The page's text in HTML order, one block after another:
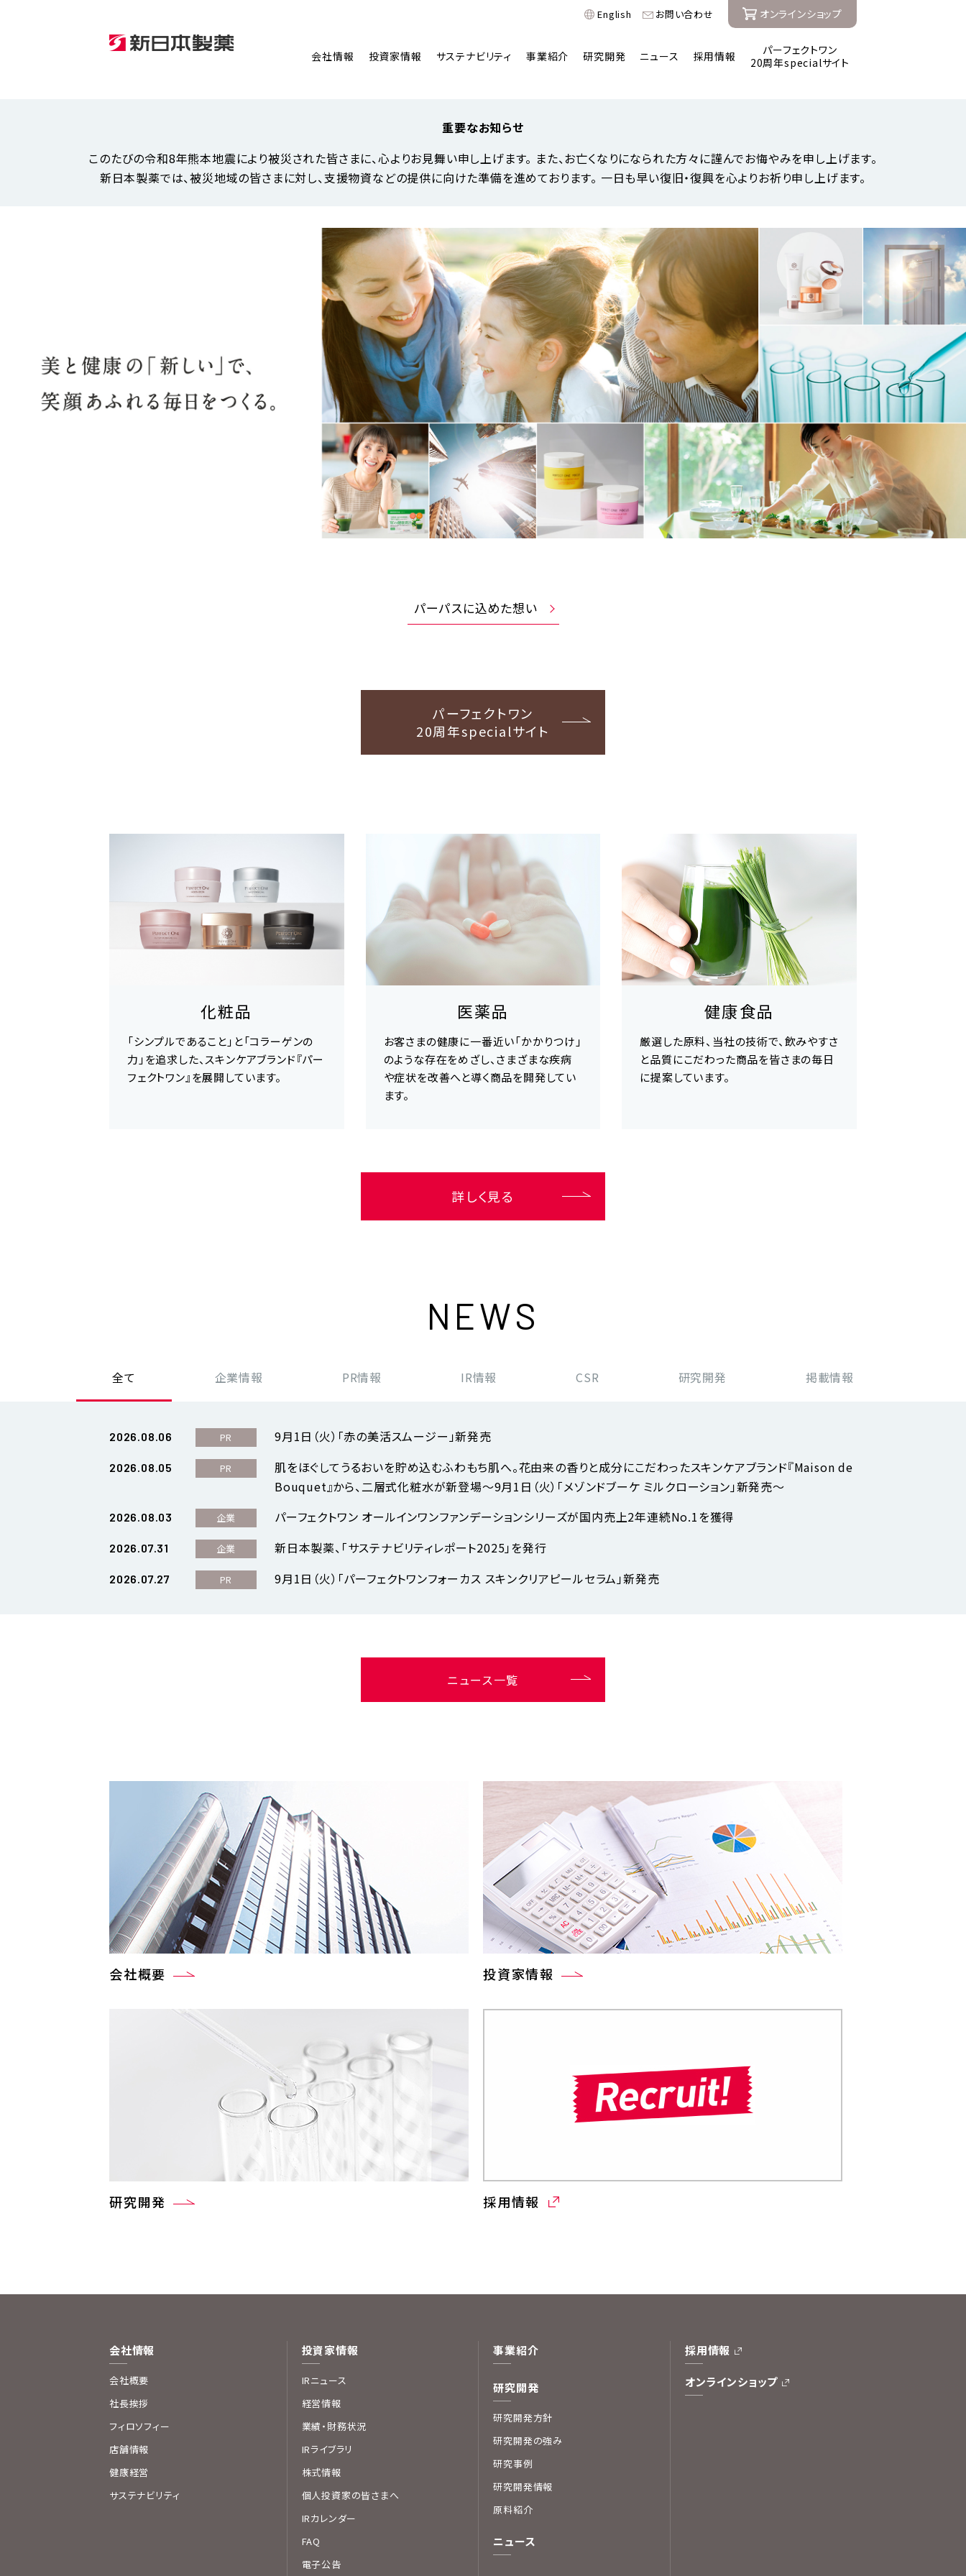
会社情報 投資家情報 サステナビリティ 事業紹介 研究開発 ニュース 採用情報
パーフェクトワン
20周年specialサイト
English お問い合わせ オンラインショップ
重要なお知らせ
このたびの令和8年熊本地震により被災された皆さまに、心よりお見舞い申し上げます。 また、お亡くなりになられた方々に謹んでお悔やみを申し上げます。
新日本製薬では、被災地域の皆さまに対し、支援物資などの提供に向けた準備を進めております。 一日も早い復旧・復興を心よりお祈り申し上げます。
パーパスに込めた想い
パーフェクトワン
20周年specialサイト
化粧品
「シンプルであること」と「コラーゲンの
力」を追求した、スキンケアブランド『パー
フェクトワン』を展開しています。
医薬品
お客さまの健康に一番近い「かかりつけ」
のような存在をめざし、さまざまな疾病
や症状を改善へと導く商品を開発してい
ます。
健康食品
厳選した原料、当社の技術で、飲みやすさ
と品質にこだわった商品を皆さまの毎日
に提案しています。
詳しく見る
NEWS
全て 企業情報 PR情報 IR情報 CSR 研究開発 掲載情報
2026.08.06 PR 9月1日（火）「赤の美活スムージー」新発売
2026.08.05 PR
肌をほぐしてうるおいを貯め込むふわもち肌へ。花由来の香りと成分にこだわったスキンケアブランド『Maison de
Bouquet』から、二層式化粧水が新登場～9月1日（火）「メゾンドブーケ ミルクローション」新発売～
2026.08.03 企業 パーフェクトワン オールインワンファンデーションシリーズが国内売上2年連続No.1を獲得
2026.07.31 企業 新日本製薬、「サステナビリティレポート2025」を発行
2026.07.27 PR 9月1日（火）「パーフェクトワンフォーカス スキンクリアピールセラム」新発売
ニュース一覧
会社概要 投資家情報
研究開発 採用情報
会社情報
会社概要
社長挨拶
フィロソフィー
店舗情報
健康経営
サステナビリティ
投資家情報
IRニュース
経営情報
業績・財務状況
IRライブラリ
株式情報
個人投資家の皆さまへ
IRカレンダー
FAQ
電子公告
事業紹介
研究開発
研究開発方針
研究開発の強み
研究事例
研究開発情報
原料紹介
ニュース
採用情報
オンラインショップ